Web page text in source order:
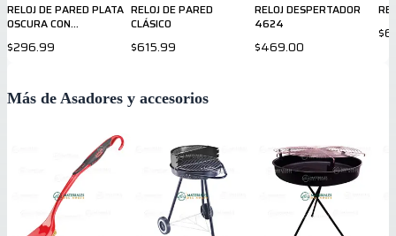
RELOJ DE PARED PLATA
OSCURA CON
$296.99
RELOJ DE PARED
CLÁSICO
$615.99
RELOJ DESPERTADOR
4624
$469.00
Más de Asadores y accesorios